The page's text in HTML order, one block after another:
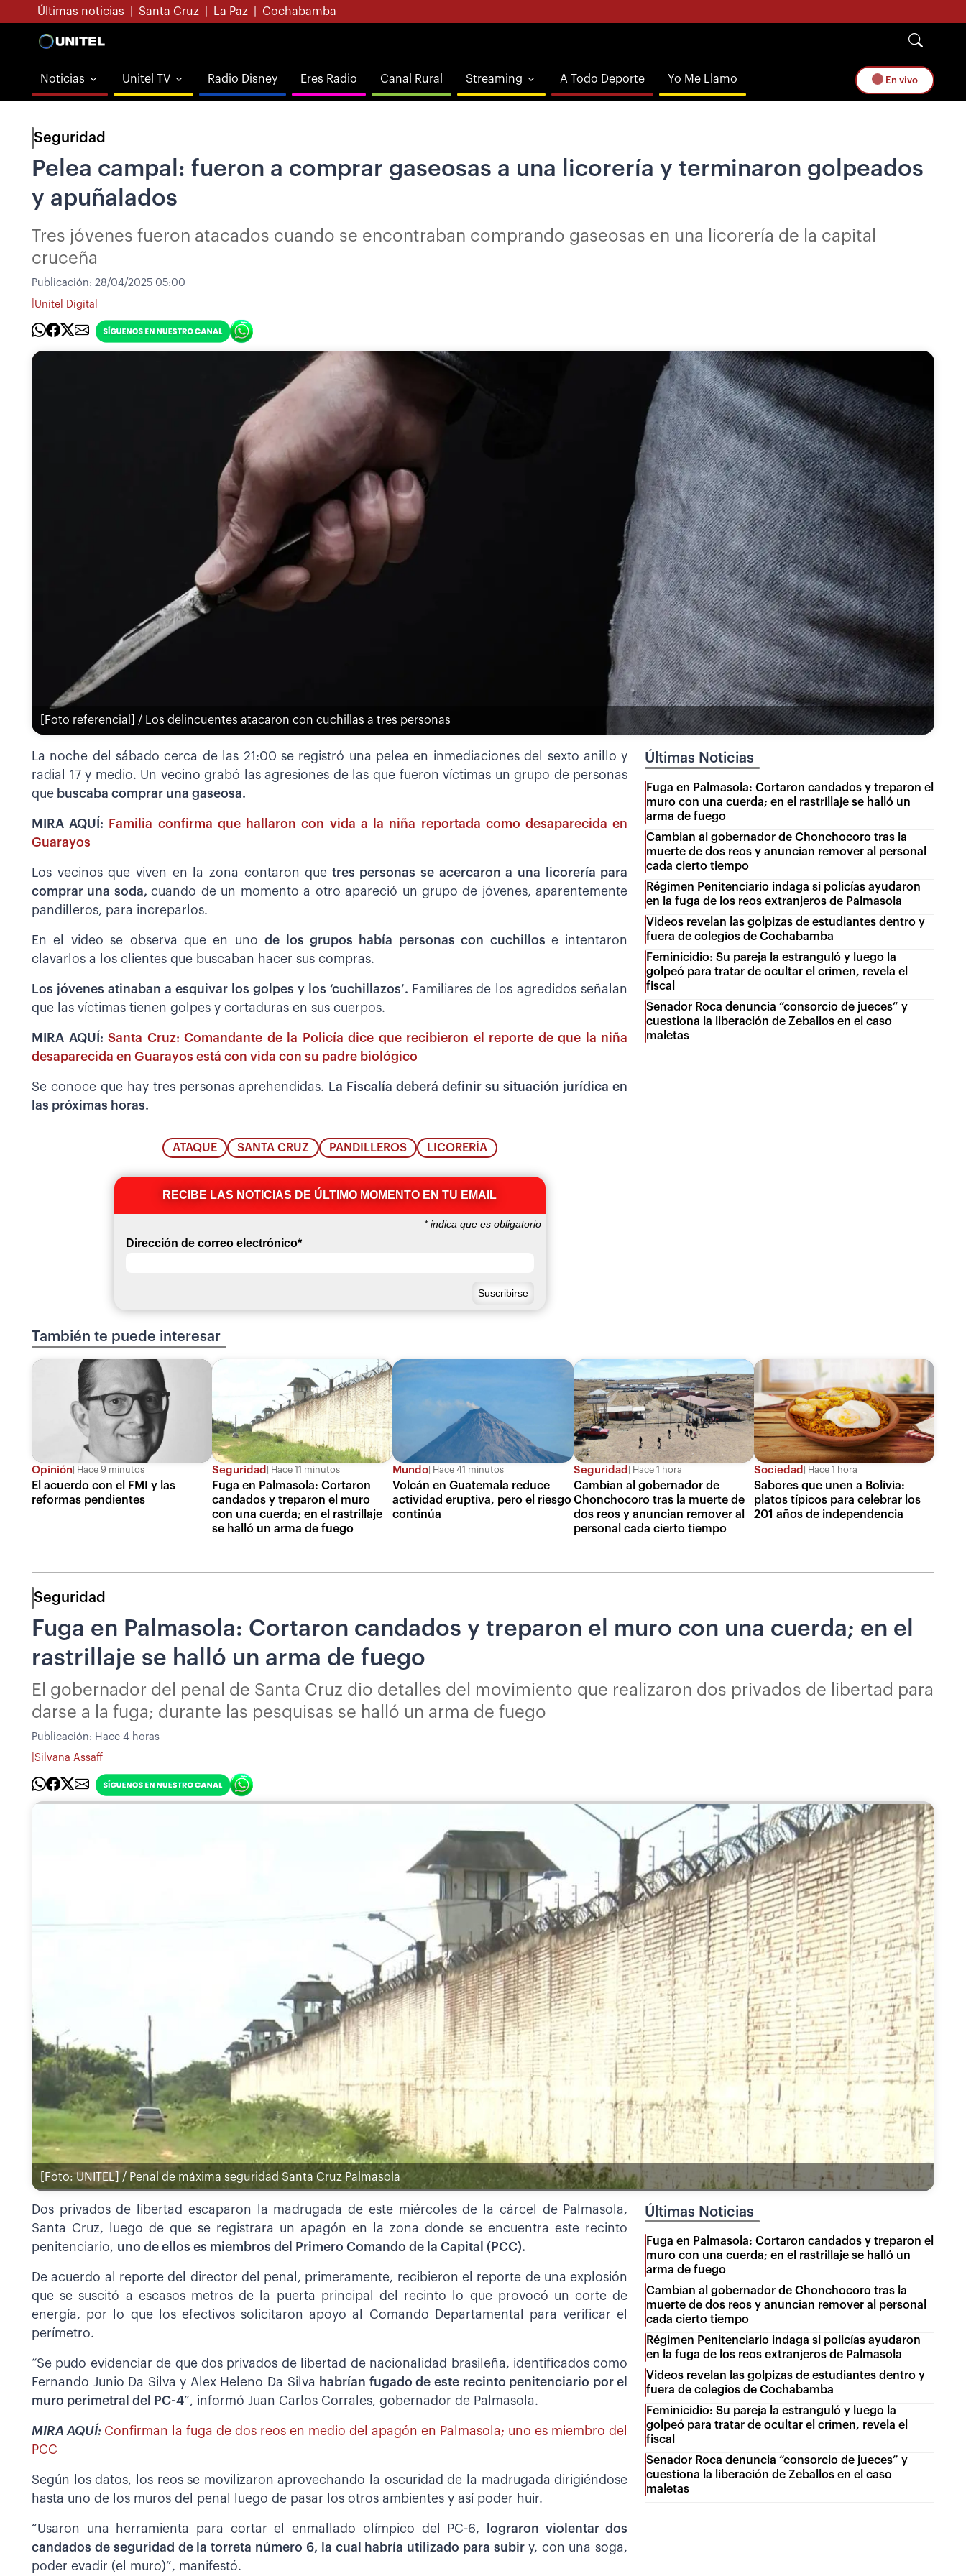
Últimas noticias Santa Cruz La Paz Cochabamba
Noticias Unitel TV Radio Disney Eres Radio Canal Rural Streaming A Todo Deporte Yo Me Llamo En vivo
Seguridad
Pelea campal: fueron a comprar gaseosas a una licorería y terminaron golpeados
y apuñalados
Tres jóvenes fueron atacados cuando se encontraban comprando gaseosas en una licorería de la capital
cruceña
Publicación: 28/04/2025 05:00
Unitel Digital
[Foto referencial] / Los delincuentes atacaron con cuchillas a tres personas
La noche del sábado cerca de las 21:00 se registró una pelea en inmediaciones del sexto anillo y
radial 17 y medio. Un vecino grabó las agresiones de las que fueron víctimas un grupo de personas
que buscaba comprar una gaseosa.
MIRA AQUÍ:
Familia confirma que hallaron con vida a la niña reportada como desaparecida en
Guarayos
Los vecinos que viven en la zona contaron que tres personas se acercaron a una licorería para
comprar una soda,cuando de un momento a otro apareció un grupo de jóvenes, aparentemente
pandilleros, para increparlos.
En el video se observa que en unode los grupos había personas con cuchillos e intentaron
clavarlos a los clientes que buscaban hacer sus compras.
Los jóvenes atinaban a esquivar los golpes y los ‘cuchillazos’. Familiares de los agredidos señalan
que las víctimas tienen golpes y cortaduras en sus cuerpos.
MIRA AQUÍ:Santa Cruz: Comandante de la Policía dice que recibieron el reporte de que la niña
desaparecida en Guarayos está con vida con su padre biológico
Se conoce que hay tres personas aprehendidas. La Fiscalía deberá definir su situación jurídica en
las próximas horas.
ATAQUE SANTA CRUZ PANDILLEROS LICORERÍA
RECIBE LAS NOTICIAS DE ÚLTIMO MOMENTO EN TU EMAIL
*indica que es obligatorio
Dirección de correo electrónico*
Últimas Noticias
Fuga en Palmasola: Cortaron candados y treparon el
muro con una cuerda; en el rastrillaje se halló un
arma de fuego
Cambian al gobernador de Chonchocoro tras la
muerte de dos reos y anuncian remover al personal
cada cierto tiempo
Régimen Penitenciario indaga si policías ayudaron
en la fuga de los reos extranjeros de Palmasola
Videos revelan las golpizas de estudiantes dentro y
fuera de colegios de Cochabamba
Feminicidio: Su pareja la estranguló y luego la
golpeó para tratar de ocultar el crimen, revela el
fiscal
Senador Roca denuncia “consorcio de jueces” y
cuestiona la liberación de Zeballos en el caso
maletas
También te puede interesar
Opinión Hace 9 minutos
El acuerdo con el FMI y las
reformas pendientes
Seguridad Hace 11 minutos
Fuga en Palmasola: Cortaron
candados y treparon el muro
con una cuerda; en el rastrillaje
se halló un arma de fuego
Mundo Hace 41 minutos
Volcán en Guatemala reduce
actividad eruptiva, pero el riesgo
continúa
Seguridad Hace 1 hora
Cambian al gobernador de
Chonchocoro tras la muerte de
dos reos y anuncian remover al
personal cada cierto tiempo
Sociedad Hace 1 hora
Sabores que unen a Bolivia:
platos típicos para celebrar los
201 años de independencia
Seguridad
Fuga en Palmasola: Cortaron candados y treparon el muro con una cuerda; en el
rastrillaje se halló un arma de fuego
El gobernador del penal de Santa Cruz dio detalles del movimiento que realizaron dos privados de libertad para
darse a la fuga; durante las pesquisas se halló un arma de fuego
Publicación: Hace 4 horas
Silvana Assaff
[Foto: UNITEL] / Penal de máxima seguridad Santa Cruz Palmasola
Dos privados de libertad escaparon la madrugada de este miércoles de la cárcel de Palmasola,
Santa Cruz, luego de que se registrara un apagón en la zona donde se encuentra este recinto
penitenciario, uno de ellos es miembros del Primero Comando de la Capital (PCC).
De acuerdo al reporte del director del penal, primeramente, recibieron el reporte de una explosión
que se suscitó a escasos metros de la puerta principal del recinto lo que provocó un corte de
energía, por lo que los efectivos solicitaron apoyo al Comando Departamental para verificar el
perímetro.
“Se pudo evidenciar de que dos privados de libertad de nacionalidad brasileña, identificados como
Fernando Junio Da Silva y Alex Heleno Da Silva habrían fugado de este recinto penitenciario por el
muro perimetral del PC-4”, informó Juan Carlos Corrales, gobernador de Palmasola.
MIRA AQUÍ: Confirman la fuga de dos reos en medio del apagón en Palmasola; uno es miembro del
PCC
Según los datos, los reos se movilizaron aprovechando la oscuridad de la madrugada dirigiéndose
hasta uno de los muros del penal luego de pasar los otros ambientes y así poder huir.
“Usaron una herramienta para cortar el enmallado olímpico del PC-6,
lograron violentar dos
candados de seguridad de la torreta número 6, la cual habría utilizado para subir y, con una soga,
poder evadir (el muro)”, manifestó.
Últimas Noticias
Fuga en Palmasola: Cortaron candados y treparon el
muro con una cuerda; en el rastrillaje se halló un
arma de fuego
Cambian al gobernador de Chonchocoro tras la
muerte de dos reos y anuncian remover al personal
cada cierto tiempo
Régimen Penitenciario indaga si policías ayudaron
en la fuga de los reos extranjeros de Palmasola
Videos revelan las golpizas de estudiantes dentro y
fuera de colegios de Cochabamba
Feminicidio: Su pareja la estranguló y luego la
golpeó para tratar de ocultar el crimen, revela el
fiscal
Senador Roca denuncia “consorcio de jueces” y
cuestiona la liberación de Zeballos en el caso
maletas